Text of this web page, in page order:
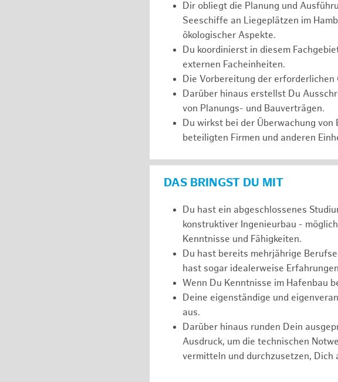
Dir obliegt die Planung und
Seeschiffe an Liegeplätzen im
ökologischer Aspekte.
Du koordinierst in diesem
externen Facheinheiten.
Die Vorbereitung der
Darüber hinaus erstellst Du
von Planungs- und Bauverträgen.
Du wirkst bei der Überwachung
beteiligten Firmen und anderen
DAS BRINGST DU MIT
Du hast ein abgeschlossenes
konstruktiver Ingenieurbau -
Kenntnisse und Fähigkeiten.
Du hast bereits mehrjährige
hast sogar idealerweise
Wenn Du Kenntnisse im Hafenbau
Deine eigenständige und
aus.
Darüber hinaus runden Dein
Ausdruck, um die technischen
vermitteln und durchzusetzen, Dich